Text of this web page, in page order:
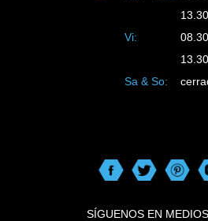
Vi:
Sa & So:
SÍGUENOS EN